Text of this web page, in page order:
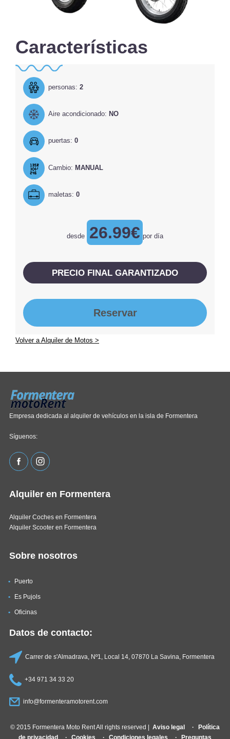
Características
personas: 2
Aire acondicionado: NO
puertas: 0
Cambio: MANUAL
maletas: 0
desde 26.99€ por día
PRECIO FINAL GARANTIZADO
Reservar
Volver a Alquiler de Motos >
Empresa dedicada al alquiler de vehículos en la isla de Formentera
Síguenos:
Alquiler en Formentera
Alquiler Coches en Formentera
Alquiler Scooter en Formentera
Sobre nosotros
Puerto
Es Pujols
Oficinas
Datos de contacto:
Carrer de s'Almadrava, Nº1, Local 14, 07870 La Savina, Formentera
+34 971 34 33 20
info@formenteramotorent.com
© 2015 Formentera Moto Rent All rights reserved | Aviso legal
Política
de privacidad
Cookies Condiciones legales Preguntas